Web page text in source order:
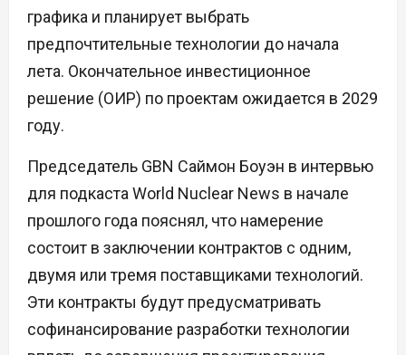
графика и планирует выбрать
предпочтительные технологии до начала
лета. Окончательное инвестиционное
решение (ОИР) по проектам ожидается в 2029
году.
Председатель GBN Саймон Боуэн в интервью
для подкаста World Nuclear News в начале
прошлого года пояснял, что намерение
состоит в заключении контрактов с одним,
двумя или тремя поставщиками технологий.
Эти контракты будут предусматривать
софинансирование разработки технологии